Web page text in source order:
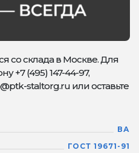
со склада в Москве. Для
+7 (495) 147-44-97,
staltorg.ru или оставьте
ВА
ГОСТ 19671-91